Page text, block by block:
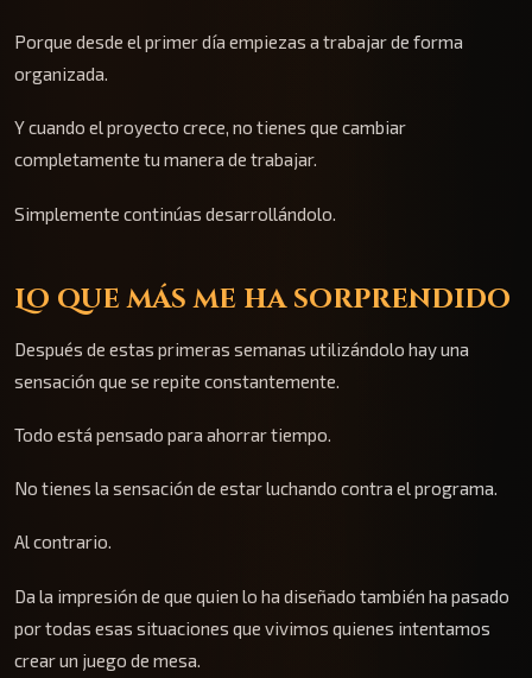
Porque desde el primer día empiezas a trabajar de forma
organizada.
Y cuando el proyecto crece, no tienes que cambiar
completamente tu manera de trabajar.
Simplemente continúas desarrollándolo.
Lo que más me ha sorprendido
Después de estas primeras semanas utilizándolo hay una
sensación que se repite constantemente.
Todo está pensado para ahorrar tiempo.
No tienes la sensación de estar luchando contra el programa.
Al contrario.
Da la impresión de que quien lo ha diseñado también ha pasado
por todas esas situaciones que vivimos quienes intentamos
crear un juego de mesa.